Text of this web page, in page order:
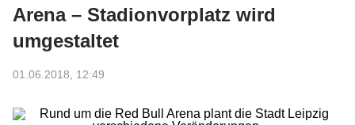
Arena – Stadionvorplatz wird
umgestaltet
01.06.2018, 12:49